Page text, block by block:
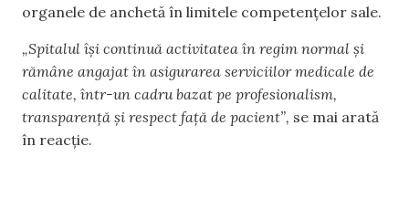
organele de anchetă în limitele competențelor sale.
„Spitalul își continuă activitatea în regim normal și
rămâne angajat în asigurarea serviciilor medicale de
calitate, într-un cadru bazat pe profesionalism,
transparență și respect față de pacient”, se mai arată
în reacție.